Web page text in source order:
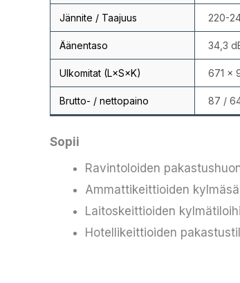
Jännite / Taajuus 220-
Äänentaso 34,3
Ulkomitat (L×S×K) 671 ×
Brutto- / nettopaino 87 /
Sopii
Ravintoloiden
Ammattikeittioiden
Laitoskeittioiden
Hotellikeittioiden